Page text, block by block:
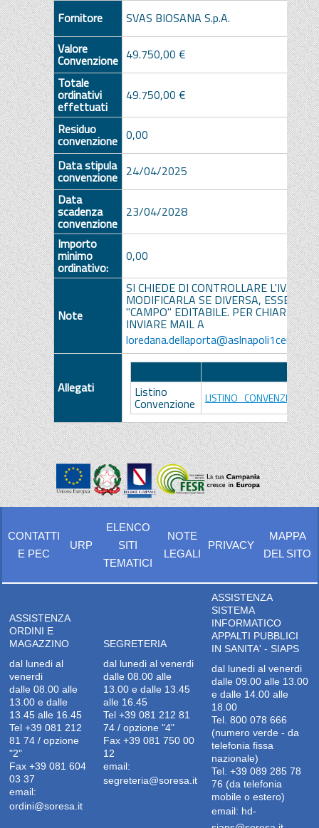
Fornitore
SVAS BIOSANA S.p.A.
Valore
Convenzione 49.750,00 €
Totale
ordinativi
effettuati
49.750,00 €
Residuo
convenzione 0,00
Data stipula
convenzione 24/04/2025
Data
scadenza
convenzione
23/04/2028
Importo
minimo
ordinativo:
0,00
Note
SI CHIEDE DI CONTROLLARE L'IVA E DI
MODIFICARLA SE DIVERSA, ESSENDO
"CAMPO" EDITABILE. PER
INVIARE MAIL A
loredana.dellaporta@aslnapoli1centro.it
Allegati
Allegato
Listino
Convenzione
CONTATTI
E PEC
URP
ELENCO
SITI
TEMATICI
NOTE
LEGALI
PRIVACY
MAPPA
DEL SITO
ASSISTENZA
ORDINI E
MAGAZZINO
dal lunedi al
venerdi
dalle 08.00 alle
13.00 e dalle
13.45 alle 16.45
Tel +39 081 212
81 74 / opzione
"2"
Fax +39 081 604
03 37
email:
ordini@soresa.it
SEGRETERIA
dal lunedi al venerdi
dalle 08.00 alle
13.00 e dalle 13.45
alle 16.45
Tel +39 081 212 81
74 / opzione "4"
Fax +39 081 750 00
12
email:
segreteria@soresa.it
ASSISTENZA
SISTEMA
INFORMATICO
APPALTI PUBBLICI
IN SANITA' - SIAPS
dal lunedi al venerdi
dalle 09.00 alle 13.00
e dalle 14.00 alle
18.00
Tel. 800 078 666
(numero verde - da
telefonia fissa
nazionale)
Tel. +39 089 285 78
76 (da telefonia
mobile o estero)
email: hd-